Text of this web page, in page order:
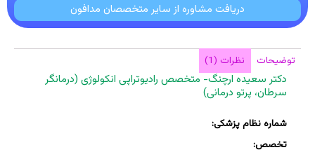
دریافت مشاوره از سایر متخصصان مدافون
توضیحات نظرات (1)
دکتر سعیده ارچنگ- متخصص رادیوتراپی انکولوژی (درمانگر
سرطان، پرتو درمانی)
شماره نظام پزشکی:
تخصص: